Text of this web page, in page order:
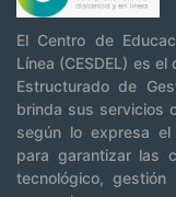
El Centro de
Línea (CESDEL) es
Estructurado de
brinda sus servicios
según lo expresa el
para garantizar las
tecnológico,